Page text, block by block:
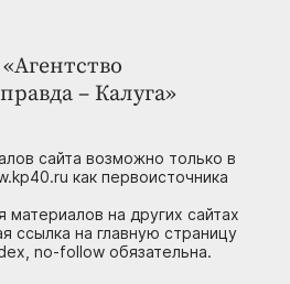
– Калуга»
сайта возможно только в
как первоисточника
материалов на других сайтах
ссылка на главную страницу
no-follow обязательна.